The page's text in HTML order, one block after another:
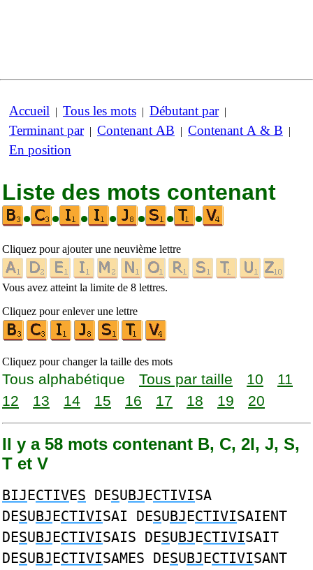
Accueil | Tous les mots | Débutant par|
Terminant par| Contenant AB | Contenant A & B |
En position
Liste des mots contenant
•
• • • • • •
Cliquez pour ajouter une neuvième lettre
Vous avez atteint la limite de 8 lettres.
Cliquez pour enlever une lettre
Cliquez pour changer la taille des mots
Tous alphabétique Tous par taille 10
11
12
13 14 15 16 17 18 19 20
Il y a 58 mots contenant B, C, 2I, J, S,
T et V
BIJECTIVES DESUBJECTIVISA
DESUBJECTIVISAI DESUBJECTIVISAIENT
DESUBJECTIVISAIS DESUBJECTIVISAIT
DESUBJECTIVISAMES DESUBJECTIVISANT